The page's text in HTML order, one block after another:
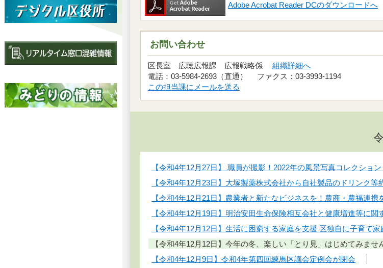
Adobe Acrobat Reader DCのダウンロードへ
お問い合わせ
区長室 広聴広報課 広報戦略係 組織詳細へ
電話：03-5984-2693（直通） ファクス：03-3993-1194
この担当課にメールを送る
【令和4年12月27日】 職員が撮影！2022年の風景写真コレクショ
【令和4年12月23日】大塚製薬株式会社から自社製品のドリンク
【令和4年12月21日】農業者と新たなビジネスを！農商・農福連
【令和4年12月19日】明治安田生命保険相互会社と健康増進等に
【令和4年12月12日】生活に困窮する家庭を支援 区独自に子育て
【令和4年12月12日】今年の冬、楽しい「とり見」はじめてみま
【令和4年12月9日】令和4年第四回練馬区議会定例会が閉会